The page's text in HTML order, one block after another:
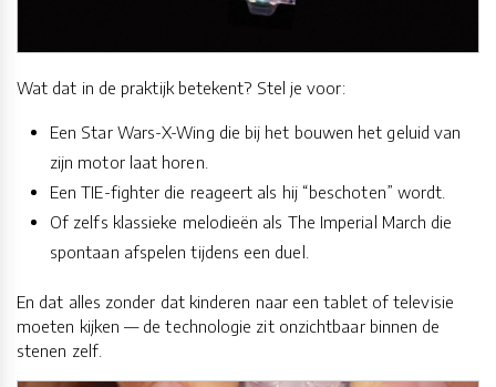
Wat dat in de praktijk betekent? Stel je voor:
Een Star Wars-X-Wing die bij het bouwen het geluid van
zijn motor laat horen.
Een TIE-fighter die reageert als hij “beschoten” wordt.
Of zelfs klassieke melodieën als The Imperial March die
spontaan afspelen tijdens een duel.
En dat alles zonder dat kinderen naar een tablet of televisie
moeten kijken — de technologie zit onzichtbaar binnen de
stenen zelf.